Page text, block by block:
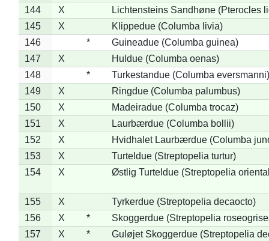
144
X
Lichtensteins Sandhøne (Pterocles
145
X
Klippedue (Columba livia)
146
*
Guineadue (Columba guinea)
147
X
Huldue (Columba oenas)
148
*
Turkestandue (Columba eversmanni)
149
X
Ringdue (Columba palumbus)
150
X
Madeiradue (Columba trocaz)
151
X
Laurbærdue (Columba bollii)
152
X
Hvidhalet Laurbærdue (Columba
153
X
Turteldue (Streptopelia turtur)
154
X Østlig Turteldue (Streptopelia
155 X
Tyrkerdue (Streptopelia decaocto)
156
X *
Skoggerdue (Streptopelia
157
X *
Guløjet Skoggerdue (Streptopelia